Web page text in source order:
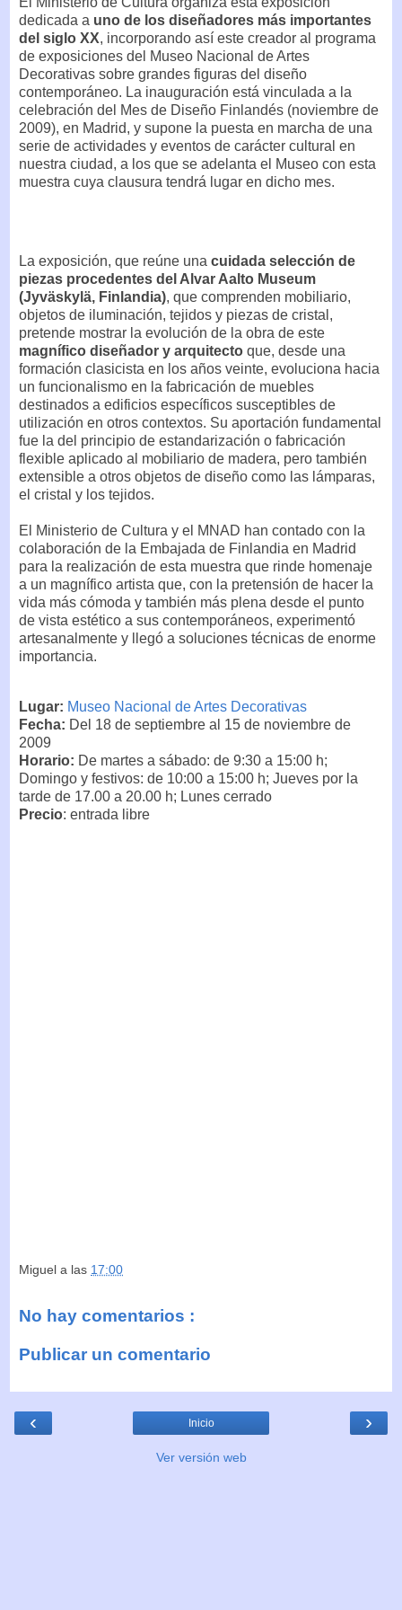
dedicada a uno de los diseñadores más importantes
del siglo XX, incorporando así este creador al programa
de exposiciones del Museo Nacional de Artes
Decorativas sobre grandes figuras del diseño
contemporáneo. La inauguración está vinculada a la
celebración del Mes de Diseño Finlandés (noviembre de
2009), en Madrid, y supone la puesta en marcha de una
serie de actividades y eventos de carácter cultural en
nuestra ciudad, a los que se adelanta el Museo con esta
muestra cuya clausura tendrá lugar en dicho mes.
La exposición, que reúne una cuidada selección de
piezas procedentes del Alvar Aalto Museum
(Jyväskylä, Finlandia), que comprenden mobiliario,
objetos de iluminación, tejidos y piezas de cristal,
pretende mostrar la evolución de la obra de este
magnífico diseñador y arquitecto que, desde una
formación clasicista en los años veinte, evoluciona hacia
un funcionalismo en la fabricación de muebles
destinados a edificios específicos susceptibles de
utilización en otros contextos. Su aportación fundamental
fue la del principio de estandarización o fabricación
flexible aplicado al mobiliario de madera, pero también
extensible a otros objetos de diseño como las lámparas,
el cristal y los tejidos.
El Ministerio de Cultura y el MNAD han contado con la
colaboración de la Embajada de Finlandia en Madrid
para la realización de esta muestra que rinde homenaje
a un magnífico artista que, con la pretensión de hacer la
vida más cómoda y también más plena desde el punto
de vista estético a sus contemporáneos, experimentó
artesanalmente y llegó a soluciones técnicas de enorme
importancia.
Lugar: Museo Nacional de Artes Decorativas
Fecha: Del 18 de septiembre al 15 de noviembre de
2009
Horario: De martes a sábado: de 9:30 a 15:00 h;
Domingo y festivos: de 10:00 a 15:00 h; Jueves por la
tarde de 17.00 a 20.00 h; Lunes cerrado
Precio: entrada libre
Miguel a las 17:00
No hay comentarios :
Publicar un comentario
‹ ›
Inicio
Ver versión web